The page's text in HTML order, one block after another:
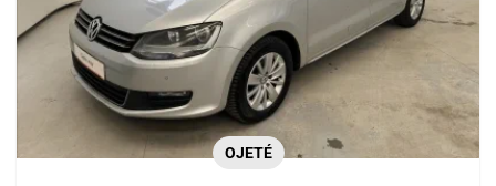
OJETÉ